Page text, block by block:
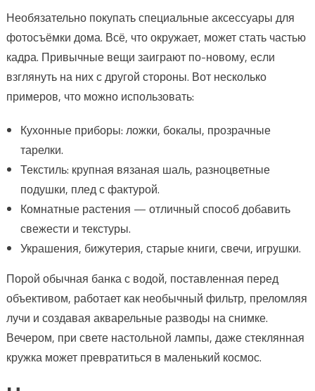
Необязательно покупать специальные аксессуары для
фотосъёмки дома. Всё, что окружает, может стать частью
кадра. Привычные вещи заиграют по-новому, если
взглянуть на них с другой стороны. Вот несколько
примеров, что можно использовать:
Кухонные приборы: ложки, бокалы, прозрачные
тарелки.
Текстиль: крупная вязаная шаль, разноцветные
подушки, плед с фактурой.
Комнатные растения — отличный способ добавить
свежести и текстуры.
Украшения, бижутерия, старые книги, свечи, игрушки.
Порой обычная банка с водой, поставленная перед
объективом, работает как необычный фильтр, преломляя
лучи и создавая акварельные разводы на снимке.
Вечером, при свете настольной лампы, даже стеклянная
кружка может превратиться в маленький космос.